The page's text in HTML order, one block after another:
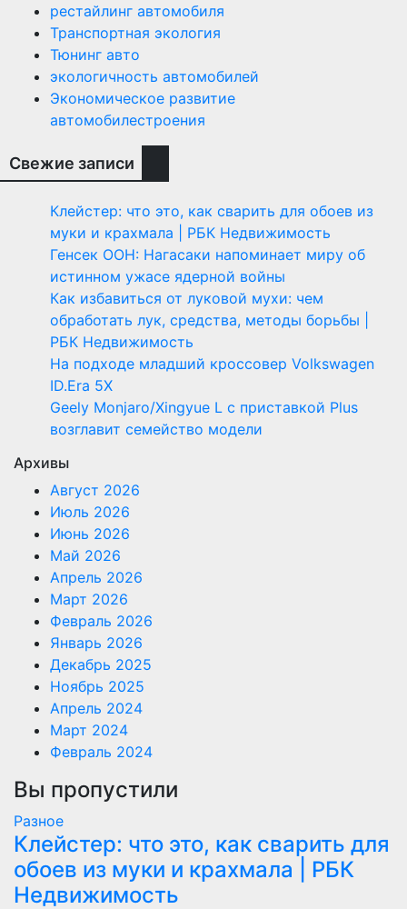
рестайлинг автомобиля
Транспортная экология
Тюнинг авто
экологичность автомобилей
Экономическое развитие
автомобилестроения
Свежие записи
Клейстер: что это, как сварить для обоев из
муки и крахмала | РБК Недвижимость
Генсек ООН: Нагасаки напоминает миру об
истинном ужасе ядерной войны
Как избавиться от луковой мухи: чем
обработать лук, средства, методы борьбы |
РБК Недвижимость
На подходе младший кроссовер Volkswagen
ID.Era 5X
Geely Monjaro/Xingyue L с приставкой Plus
возглавит семейство модели
Архивы
Август 2026
Июль 2026
Июнь 2026
Май 2026
Апрель 2026
Март 2026
Февраль 2026
Январь 2026
Декабрь 2025
Ноябрь 2025
Апрель 2024
Март 2024
Февраль 2024
Вы пропустили
Разное
Клейстер: что это, как сварить для
обоев из муки и крахмала | РБК
Недвижимость